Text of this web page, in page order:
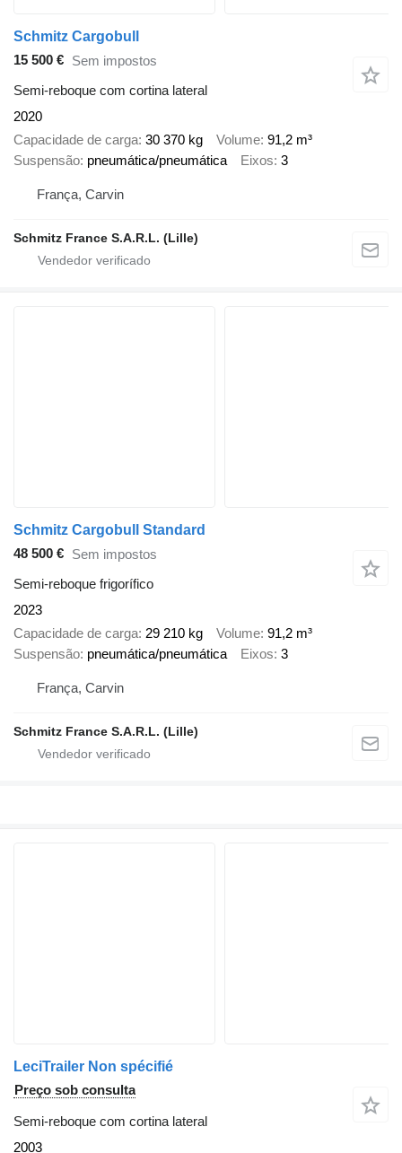
Schmitz Cargobull
15 500 € Sem impostos
Semi-reboque com cortina lateral
2020
Capacidade de carga 30 370 kg Volume 91,2 m³
Suspensão pneumática/pneumática Eixos 3
França, Carvin
Schmitz France S.A.R.L. (Lille)
Schmitz Cargobull Standard
48 500 € Sem impostos
Semi-reboque frigorífico
2023
Capacidade de carga 29 210 kg Volume 91,2 m³
Suspensão pneumática/pneumática Eixos 3
França, Carvin
Schmitz France S.A.R.L. (Lille)
LeciTrailer Non spécifié
Preço sob consulta
Semi-reboque com cortina lateral
2003